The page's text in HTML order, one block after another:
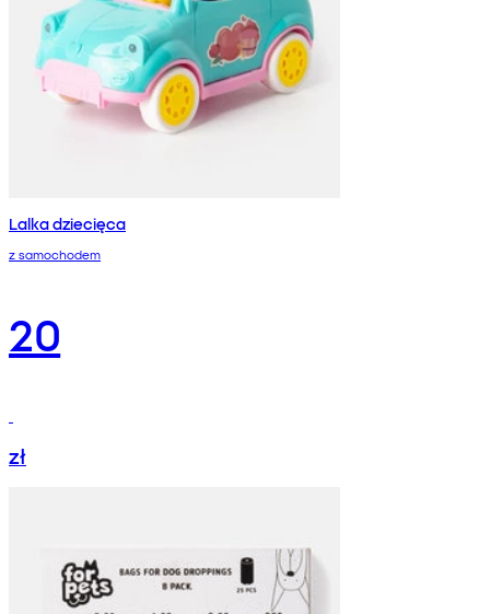
Lalka dziecięca
z samochodem
20
zł